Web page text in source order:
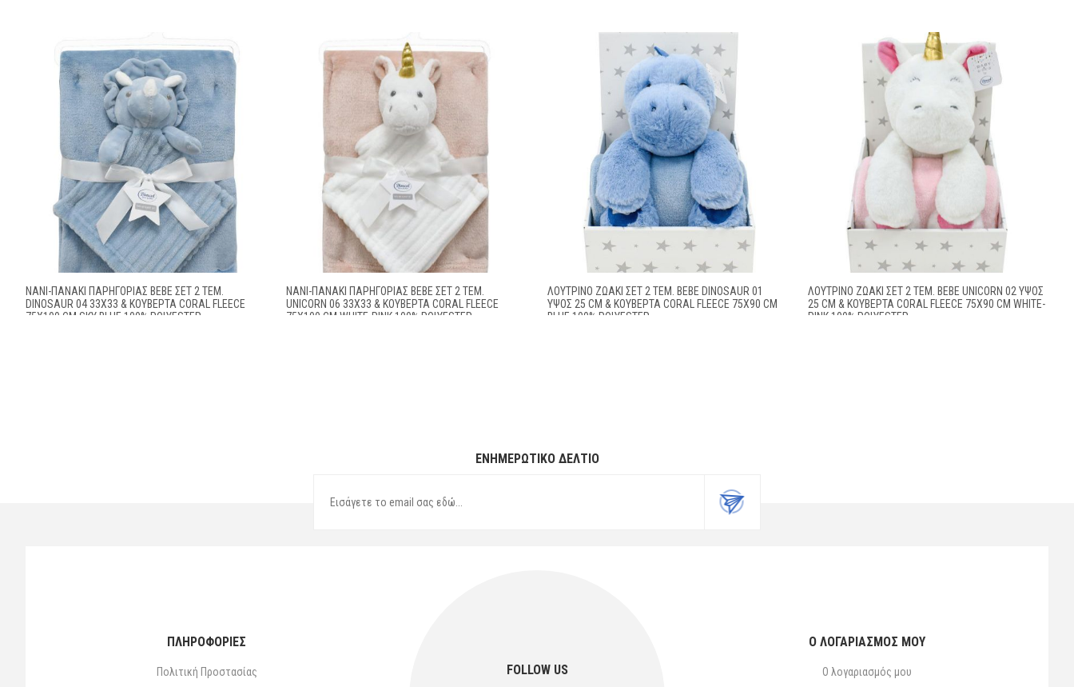
ΝΆΝΙ-ΠΑΝΆΚΙ ΠΑΡΗΓΟΡΙΆΣ BEBE ΣΕΤ 2 ΤΕΜ.
DINOSAUR 04 33X33 & ΚΟΥΒΈΡΤΑ CORAL FLEECE
75X100 CM SKY BLUE 100% POLYESTER
ΝΆΝΙ-ΠΑΝΆΚΙ ΠΑΡΗΓΟΡΙΆΣ BEBE ΣΕΤ 2 ΤΕΜ.
UNICORN 06 33X33 & ΚΟΥΒΈΡΤΑ CORAL FLEECE
75X100 CM WHITE-PINK 100% POLYESTER
ΛΟΎΤΡΙΝΟ ΖΩΆΚΙ ΣΕΤ 2 ΤΕΜ. BEBE DINOSAUR 01
ΎΨΟΣ 25 CM & ΚΟΥΒΈΡΤΑ CORAL FLEECE 75X90 CM
BLUE 100% POLYESTER
ΛΟΎΤΡΙΝΟ ΖΩΆΚΙ ΣΕΤ 2 ΤΕΜ. BEBE UNICORN 02 ΎΨΟΣ
25 CM & ΚΟΥΒΈΡΤΑ CORAL FLEECE 75X90 CM WHITE-
PINK 100% POLYESTER
ΕΝΗΜΕΡΩΤΙΚΌ ΔΕΛΤΊΟ
FOLLOW US
ΠΛΗΡΟΦΟΡΙΕΣ
Πολιτική Προστασίας
Ο ΛΟΓΑΡΙΑΣΜΌΣ ΜΟΥ
Ο λογαριασμός μου